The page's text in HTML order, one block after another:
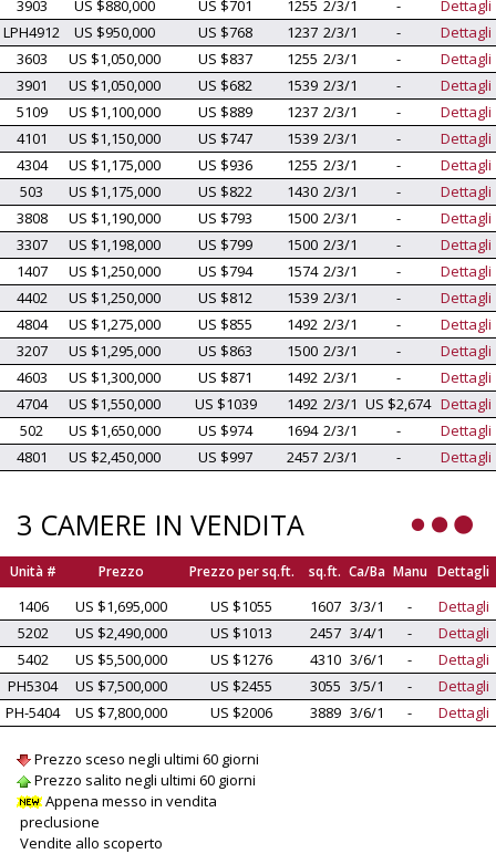
3903 US $880,000 US $701 1255 2/3/1 -
Dettagli
LPH4912
US $950,000 US $768 1237 2/3/1 -
Dettagli
3603
US $1,050,000 US $837 1255 2/3/1 -
Dettagli
3901
US $1,050,000 US $682 1539 2/3/1 -
Dettagli
5109
US $1,100,000 US $889 1237 2/3/1 -
Dettagli
4101
US $1,150,000 US $747 1539 2/3/1 -
Dettagli
4304
US $1,175,000 US $936 1255 2/3/1 -
Dettagli
503
US $1,175,000 US $822 1430 2/3/1 -
Dettagli
3808
US $1,190,000 US $793 1500 2/3/1 -
Dettagli
3307
US $1,198,000 US $799 1500 2/3/1 -
Dettagli
1407
US $1,250,000 US $794 1574 2/3/1 -
Dettagli
4402
US $1,250,000 US $812 1539 2/3/1 -
Dettagli
4804
US $1,275,000 US $855 1492 2/3/1 -
Dettagli
3207
US $1,295,000 US $863 1500 2/3/1 -
Dettagli
4603
US $1,300,000 US $871 1492 2/3/1 -
Dettagli
4704
US $1,550,000 US $1039 1492 2/3/1 US $2,674 Dettagli
502
US $1,650,000 US $974 1694 2/3/1 -
Dettagli
4801
US $2,450,000 US $997 2457 2/3/1 - Dettagli
3 CAMERE IN VENDITA
Unità # Prezzo Prezzo per sq.ft. sq.ft. Ca/Ba Manu Dettagli
1406 US $1,695,000 US $1055 1607 3/3/1 -
Dettagli
5202
US $2,490,000 US $1013 2457 3/4/1 -
Dettagli
5402
US $5,500,000 US $1276 4310 3/6/1 -
Dettagli
PH5304
US $7,500,000 US $2455 3055 3/5/1 -
Dettagli
PH-5404
US $7,800,000 US $2006 3889 3/6/1 - Dettagli
Prezzo sceso negli ultimi 60 giorni
Prezzo salito negli ultimi 60 giorni
Appena messo in vendita
preclusione
Vendite allo scoperto